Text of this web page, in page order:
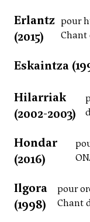
Erlantz
(2015)
pour
Chant
Eskaintza
Hilarriak
(2002-2003)
Hondar
(2016)
Ilgora
(1998)
pour
Chant